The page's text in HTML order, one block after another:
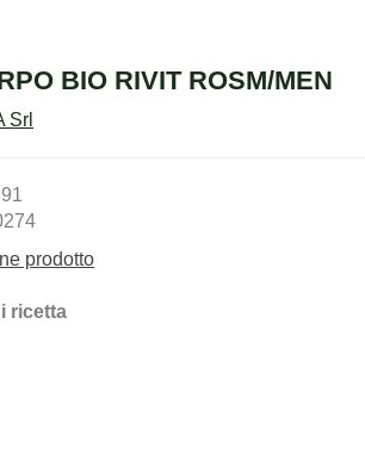
BIO RIVIT ROSM/MEN
Srl
prodotto
ricetta